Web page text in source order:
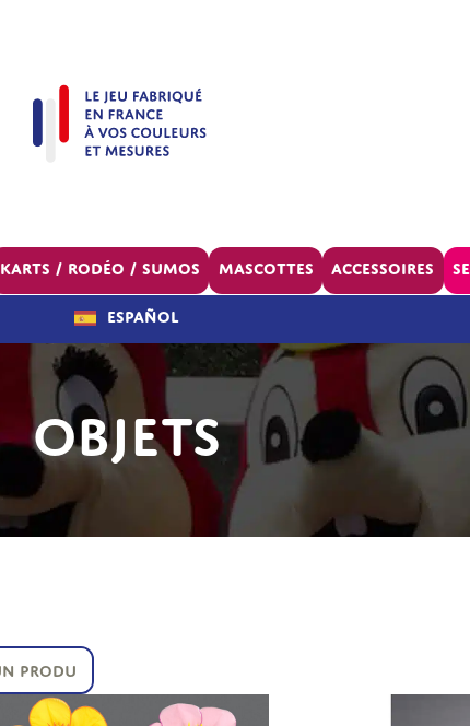
Karts / Rodéo / Sumos Mascottes Accessoires
Español
Objets